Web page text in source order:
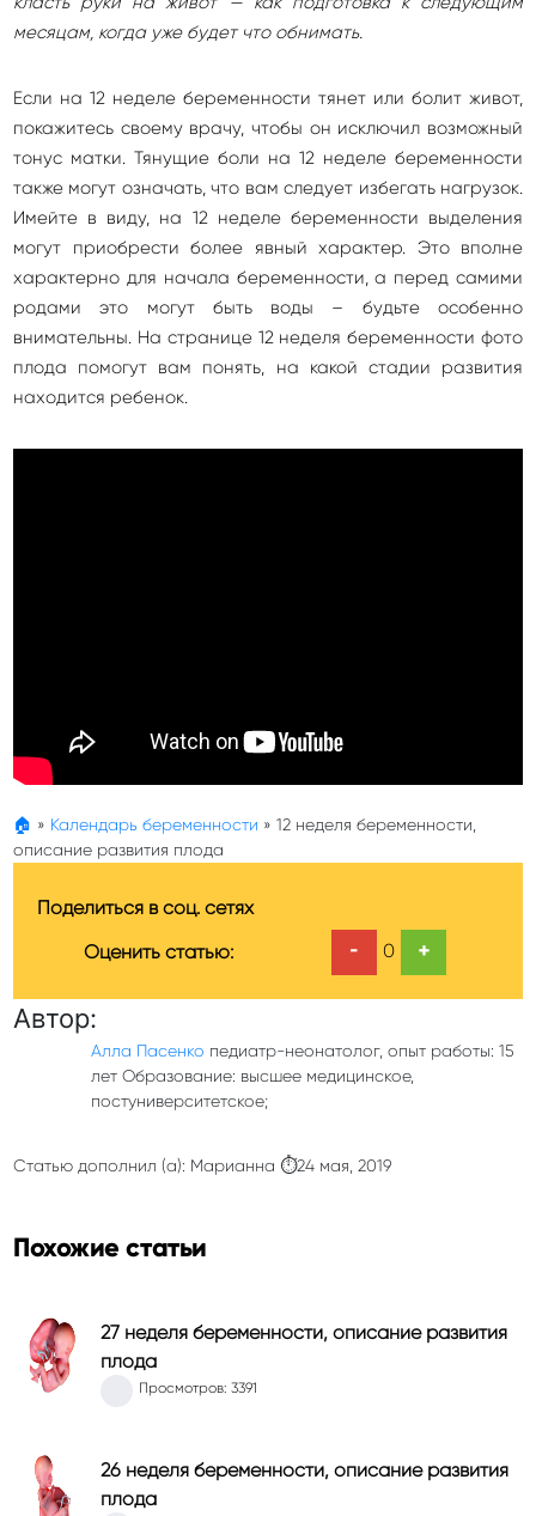
месяцам, когда уже будет что обнимать.
Если на 12 неделе беременности тянет или болит живот,
покажитесь своему врачу, чтобы он исключил возможный
тонус матки. Тянущие боли на 12 неделе беременности
также могут означать, что вам следует избегать нагрузок.
Имейте в виду, на 12 неделе беременности выделения
могут приобрести более явный характер. Это вполне
характерно для начала беременности, а перед самими
родами это могут быть воды – будьте особенно
внимательны. На странице 12 неделя беременности фото
плода помогут вам понять, на какой стадии развития
находится ребенок.
🏠 » Календарь беременности » 12 неделя беременности,
описание развития плода
Поделиться в соц. сетях
Оценить статью:
- 0 +
Автор:
Алла Пасенко педиатр-неонатолог, опыт работы: 15
лет Образование: высшее медицинское,
постуниверситетское;
Статью дополнил (а): Марианна ⏱24 мая, 2019
Похожие статьи
27 неделя беременности, описание развития
плода
Просмотров: 3391
26 неделя беременности, описание развития
плода